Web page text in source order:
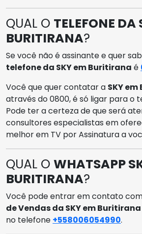
QUAL O TELEFONE DA
BURITIRANA?
Se você não é assinante e quer
telefone da SKY em Buritirana é
Você que quer contatar a SKY
através do 0800, é só ligar para o
Pode ter a certeza de que será
consultores especialistas em
melhor em TV por Assinatura a
QUAL O WHATSAPP
BURITIRANA?
Você pode entrar em contato
de Vendas da SKY em Buritirana
no telefone +558006054990.